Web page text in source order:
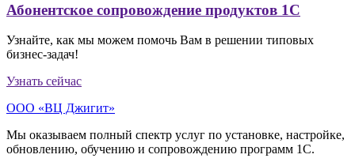
Абонентское сопровождение продуктов 1C
Узнайте, как мы можем помочь Вам в решении типовых
бизнес-задач!
Узнать сейчас
ООО «ВЦ Джигит»
Мы оказываем полный спектр услуг по установке, настройке,
обновлению, обучению и сопровождению программ 1С.